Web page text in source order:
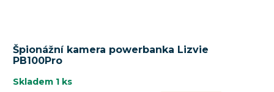
Špionážní kamera powerbanka Lizvie
PB100Pro
Skladem 1 ks